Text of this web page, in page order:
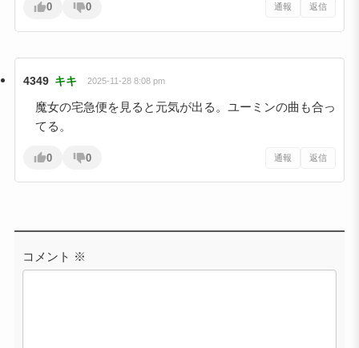
0 0 通報 返信
4349 キキ 2025-11-28 8:08 pm
魔女の宅急便を見ると元気が出る。ユーミンの曲も合っ
てる。
0 0 通報 返信
コメント ※